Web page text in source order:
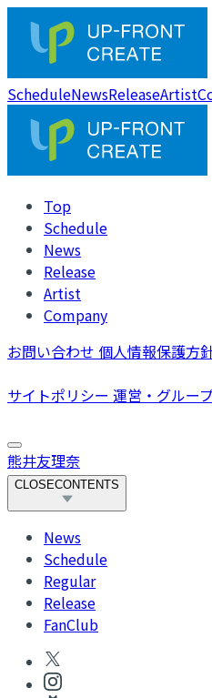
ScheduleNewsReleaseArtist
Top
Schedule
News
Release
Artist
Company
お問い合わせ 個人情報保護方
サイトポリシー 運営・グルー
熊井友理奈
CLOSECONTENTS
News
Schedule
Regular
Release
FanClub